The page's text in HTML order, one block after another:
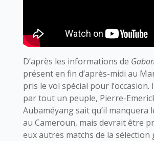
D’après les informations de
présent en fin d’après-midi au
pris le vol spécial pour
par tout un peuple, Pierre-
Aubaméyang sait qu’il manquera
au Cameroun, mais devrait être
eux autres matchs de la sélection